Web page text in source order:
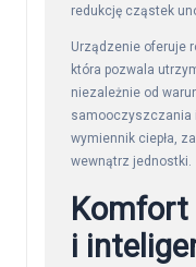
redukcję cząstek
Urządzenie oferuje
która pozwala
niezależnie od
samooczyszczania
wymiennik ciepła,
wewnątrz jednostki.
i